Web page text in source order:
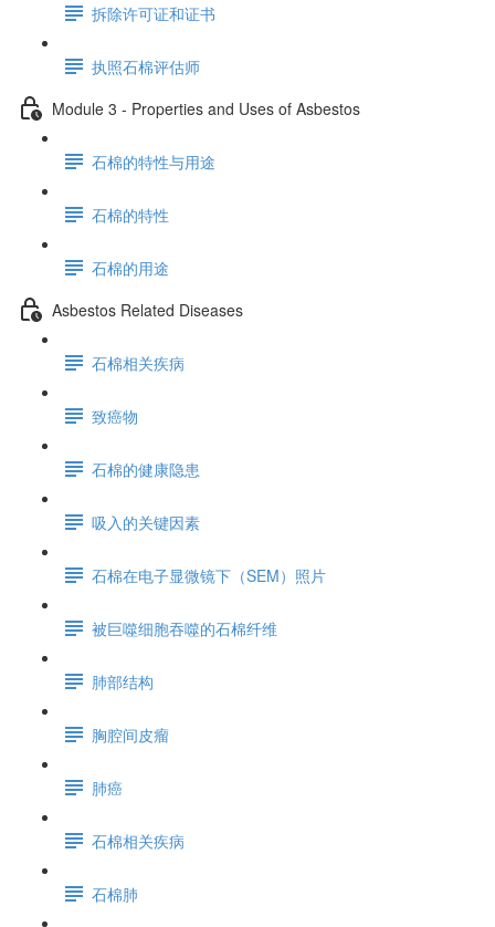
拆除许可证和证书
执照石棉评估师
Module 3 - Properties and Uses of Asbestos
石棉的特性与用途
石棉的特性
石棉的用途
Asbestos Related Diseases
石棉相关疾病
致癌物
石棉的健康隐患
吸入的关键因素
石棉在电子显微镜下（SEM）照片
被巨噬细胞吞噬的石棉纤维
肺部结构
胸腔间皮瘤
肺癌
石棉相关疾病
石棉肺